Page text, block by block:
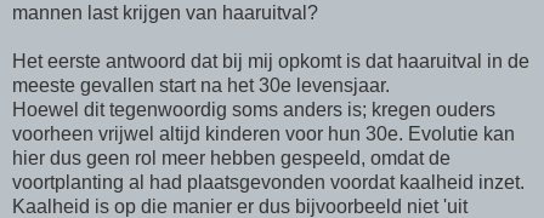
mannen last krijgen van haaruitval?
Het eerste antwoord dat bij mij opkomt is dat haaruitval in de
meeste gevallen start na het 30e levensjaar.
Hoewel dit tegenwoordig soms anders is; kregen ouders
voorheen vrijwel altijd kinderen voor hun 30e. Evolutie kan
hier dus geen rol meer hebben gespeeld, omdat de
voortplanting al had plaatsgevonden voordat kaalheid inzet.
Kaalheid is op die manier er dus bijvoorbeeld niet 'uit